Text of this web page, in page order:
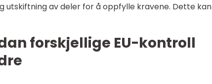
utskiftning av deler for å oppfylle kravene. Dette kan
forskjellige EU-kontroll